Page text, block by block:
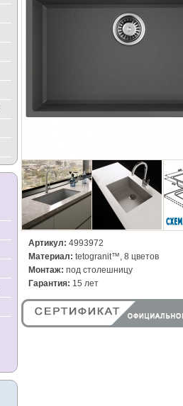
Артикул: 4993972
Материал: tetogranit™, 8 цветов
Монтаж: под столешницу
Гарантия: 15 лет